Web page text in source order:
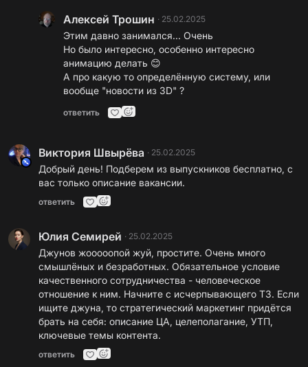
Алексей Трошин · 25.02.2025
Этим давно занимался... Очень
Но было интересно, особенно интересно
анимацию делать 😊
А про какую то определённую систему, или
вообще "новости из 3D" ?
ответить
Виктория Швырёва · 25.02.2025
Добрый день! Подберем из выпускников бесплатно, с
вас только описание вакансии.
ответить
Юлия Семирей · 25.02.2025
Джунов жооооопой жуй, простите. Очень много
смышлёных и безработных. Обязательное условие
качественного сотрудничества - человеческое
отношение к ним. Начните с исчерпывающего ТЗ. Если
ищите джуна, то стратегический маркетинг придётся
брать на себя: описание ЦА, целеполагание, УТП,
ключевые темы контента.
ответить